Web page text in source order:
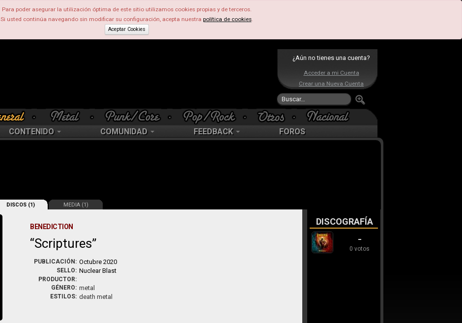
Para poder asegurar la utilización óptima de este sitio utilizamos cookies propias y de terceros.
Si usted continúa navegando sin modificar su configuración, acepta nuestra política de cookies.
Aceptar Cookies
¿Aún no tienes una cuenta?
Acceder a mi Cuenta
Crear una Nueva Cuenta
CONTENIDO COMUNIDAD FEEDBACK FOROS
DISCOS (1) MEDIA (1)
BENEDICTION
Scriptures
PUBLICACIÓN: Octubre 2020
SELLO: Nuclear Blast
PRODUCTOR:
GÉNERO: metal
ESTILOS: death metal
DISCOGRAFÍA
-
0 votos